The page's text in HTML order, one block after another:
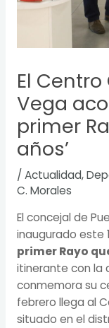
El
Vega
primer
años’
/ Actualidad,
C. Morales
El concejal de
inaugurado este
primer Rayo
itinerante con la
conmemora su
febrero llega al
situado en el